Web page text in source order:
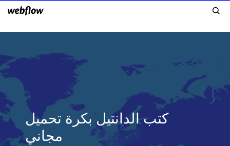
كتب الدانتيل بكرة تحميل
مجاني